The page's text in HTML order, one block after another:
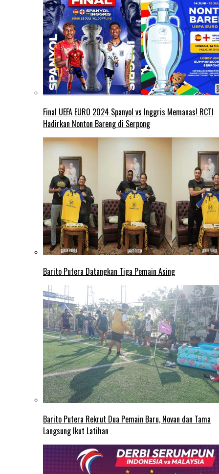
Final UEFA EURO 2024 Spanyol vs Inggris Memanas! RCTI
Hadirkan Nonton Bareng di Serpong
Barito Putera Datangkan Tiga Pemain Asing
Barito Putera Rekrut Dua Pemain Baru, Novan dan Tama
Langsung Ikut Latihan